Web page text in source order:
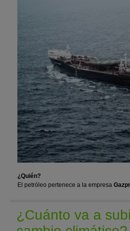
¿Quién?
El petróleo pertenece a la empresa
¿Cuánto va a